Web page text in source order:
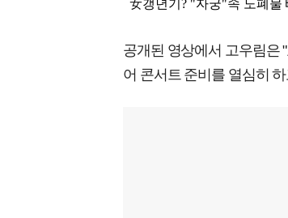
공개된 영상에서 고우림은
어 콘서트 준비를 열심히